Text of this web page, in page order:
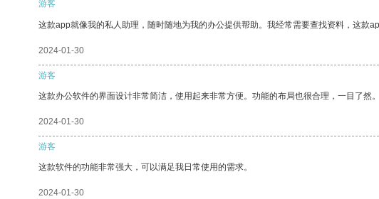
游客
这款app就像我的私人助理，随时随地为我的办公提供帮助。我经常需要查找资料，这款
2024-01-30
游客
这款办公软件的界面设计非常简洁，使用起来非常方便。功能的布局也很合理，一目了然。
2024-01-30
游客
这款软件的功能非常强大，可以满足我日常使用的需求。
2024-01-30